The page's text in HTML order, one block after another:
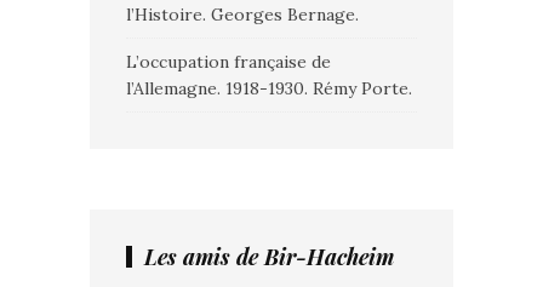
l’Histoire. Georges Bernage.
L’occupation française de
l’Allemagne. 1918-1930. Rémy Porte.
Les amis de Bir-Hacheim